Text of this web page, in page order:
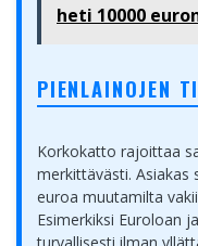
heti 10000
PIENLAINOJEN
Korkokatto rajoittaa
merkittävästi. Asiakas
euroa muutamilta
Esimerkiksi Euroloan